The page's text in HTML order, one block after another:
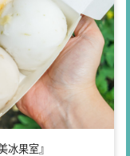
冰果室』